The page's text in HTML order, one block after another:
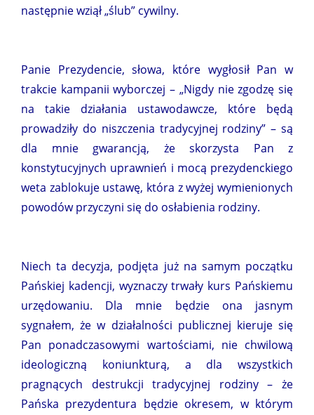
następnie wziął „ślub” cywilny.
Panie Prezydencie, słowa, które wygłosił Pan w
trakcie kampanii wyborczej – „Nigdy nie zgodzę się
na takie działania ustawodawcze, które będą
prowadziły do niszczenia tradycyjnej rodziny” – są
dla mnie gwarancją, że skorzysta Pan z
konstytucyjnych uprawnień i mocą prezydenckiego
weta zablokuje ustawę, która z wyżej wymienionych
powodów przyczyni się do osłabienia rodziny.
Niech ta decyzja, podjęta już na samym początku
Pańskiej kadencji, wyznaczy trwały kurs Pańskiemu
urzędowaniu. Dla mnie będzie ona jasnym
sygnałem, że w działalności publicznej kieruje się
Pan ponadczasowymi wartościami, nie chwilową
ideologiczną koniunkturą, a dla wszystkich
pragnących destrukcji tradycyjnej rodziny – że
Pańska prezydentura będzie okresem, w którym